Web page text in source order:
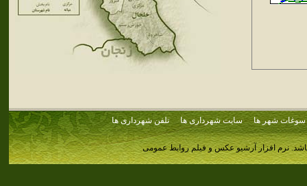
سوغات شهر ها سایت شهرداری ها تلفن شهرداری ها
نرم افزار آرشیو عکس و فیلم روابط عمومی